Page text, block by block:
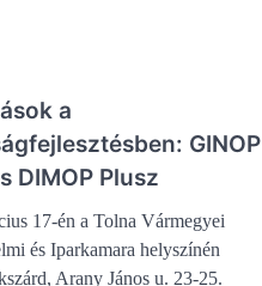
a
GINOP
DIMOP Plusz
17-én a Tolna Vármegyei
és Iparkamara helyszínén
Arany János u. 23-25.